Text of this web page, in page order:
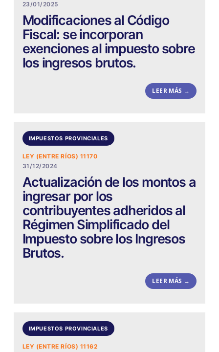
23/01/2025
Modificaciones al Código
Fiscal: se incorporan
exenciones al impuesto sobre
los ingresos brutos.
LEER MÁS →
IMPUESTOS PROVINCIALES
LEY (ENTRE RÍOS) 11170
31/12/2024
Actualización de los montos a
ingresar por los
contribuyentes adheridos al
Régimen Simplificado del
Impuesto sobre los Ingresos
Brutos.
LEER MÁS →
IMPUESTOS PROVINCIALES
LEY (ENTRE RÍOS) 11162